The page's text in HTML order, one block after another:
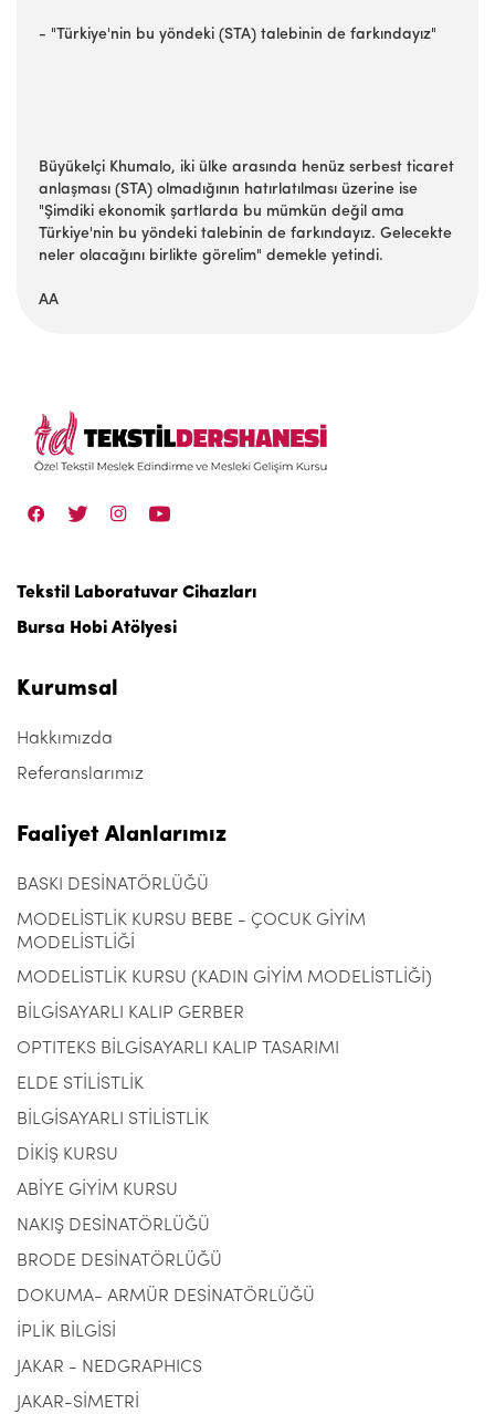
- "Türkiye'nin bu yöndeki (STA) talebinin de farkındayız"
Büyükelçi Khumalo, iki ülke arasında henüz serbest ticaret
anlaşması (STA) olmadığının hatırlatılması üzerine ise
"Şimdiki ekonomik şartlarda bu mümkün değil ama
Türkiye'nin bu yöndeki talebinin de farkındayız. Gelecekte
neler olacağını birlikte görelim" demekle yetindi.
AA
Tekstil Laboratuvar Cihazları
Bursa Hobi Atölyesi
Kurumsal
Hakkımızda
Referanslarımız
Faaliyet Alanlarımız
BASKI DESİNATÖRLÜĞÜ
MODELİSTLİK KURSU BEBE - ÇOCUK GİYİM
MODELİSTLİĞİ
MODELİSTLİK KURSU (KADIN GİYİM MODELİSTLİĞİ)
BİLGİSAYARLI KALIP GERBER
OPTITEKS BİLGİSAYARLI KALIP TASARIMI
ELDE STİLİSTLİK
BİLGİSAYARLI STİLİSTLİK
DİKİŞ KURSU
ABİYE GİYİM KURSU
NAKIŞ DESİNATÖRLÜĞÜ
BRODE DESİNATÖRLÜĞÜ
DOKUMA- ARMÜR DESİNATÖRLÜĞÜ
İPLİK BİLGİSİ
JAKAR - NEDGRAPHICS
JAKAR-SİMETRİ